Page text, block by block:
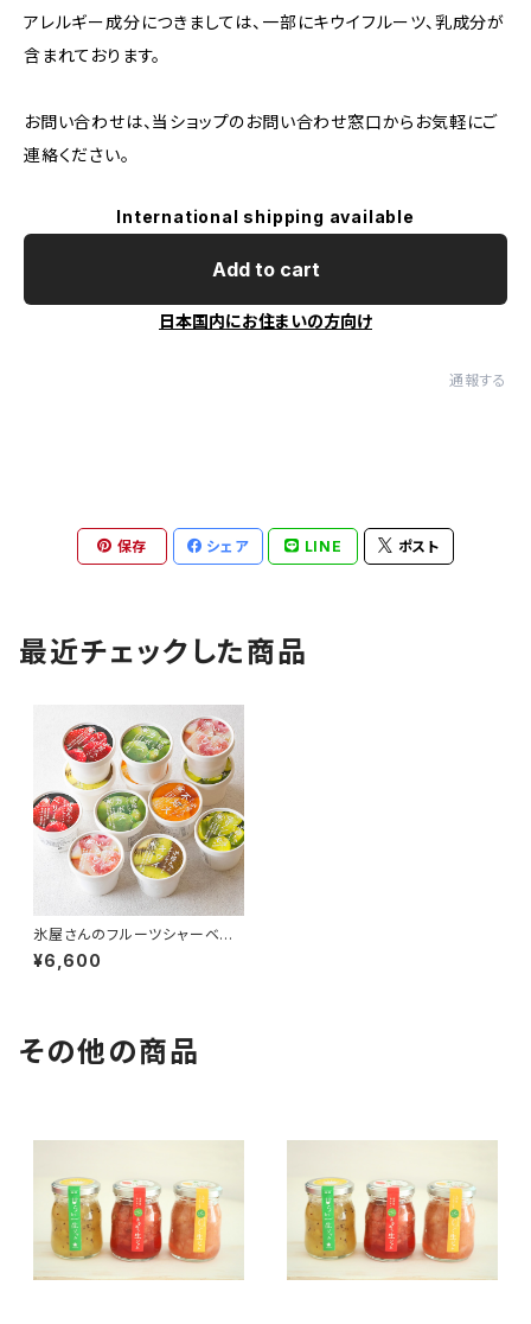
アレルギー成分につきましては、一部にキウイフルーツ、乳成分が
含まれております。
お問い合わせは、当ショップのお問い合わせ窓口からお気軽にご
連絡ください。
International shipping available
Add to cart
日本国内にお住まいの方向け
通報する
保存 シェア LINE ポスト
最近チェックした商品
氷屋さんのフルーツシャーベット
12個セット
¥6,600
その他の商品